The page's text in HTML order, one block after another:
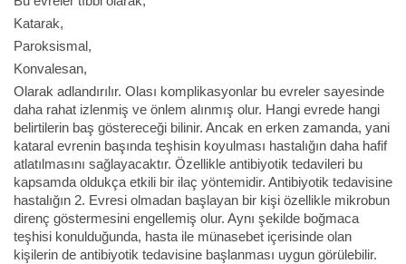
Katarak,
Paroksismal,
Konvalesan,
Olarak adlandırılır. Olası komplikasyonlar bu evreler sayesinde
daha rahat izlenmiş ve önlem alınmış olur. Hangi evrede hangi
belirtilerin baş göstereceği bilinir. Ancak en erken zamanda, yani
kataral evrenin başında teşhisin koyulması hastalığın daha hafif
atlatılmasını sağlayacaktır. Özellikle antibiyotik tedavileri bu
kapsamda oldukça etkili bir ilaç yöntemidir. Antibiyotik tedavisine
hastalığın 2. Evresi olmadan başlayan bir kişi özellikle mikrobun
direnç göstermesini engellemiş olur. Aynı şekilde boğmaca
teşhisi konulduğunda, hasta ile münasebet içerisinde olan
kişilerin de antibiyotik tedavisine başlanması uygun görülebilir.